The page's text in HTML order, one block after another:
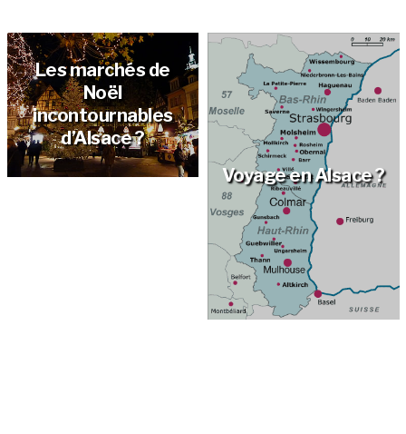
Les marchés de
Noël
incontournables
d’Alsace ?
Voyage en Alsace ?
Les villes fortifiées